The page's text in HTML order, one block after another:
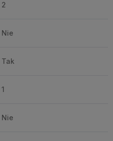
2
Nie
Tak
1
Nie